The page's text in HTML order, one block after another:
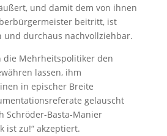
und damit dem von ihnen
beitritt, ist
und durchaus nachvollziehbar.
die Mehrheitspolitiker den
lassen, ihm
in epischer Breite
gelauscht
Schröder-Basta-Manier
ist zu!“ akzeptiert.